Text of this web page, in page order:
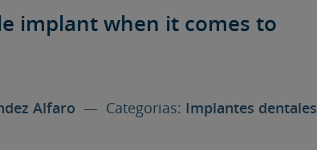
FAQS
implant when it comes to
Alfaro — Categorias: Implantes dentales